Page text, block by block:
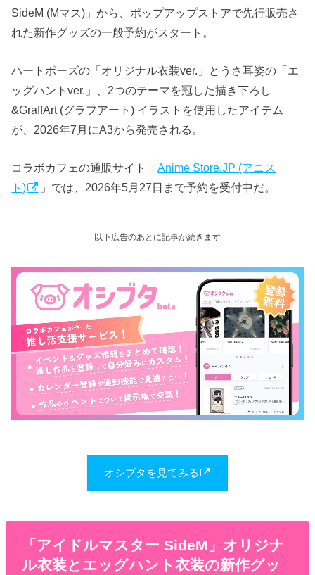
SideM (Mマス)」から、ポップアップストアで先行販売さ
れた新作グッズの一般予約がスタート。
ハートポーズの「オリジナル衣装ver.」とうさ耳姿の「エ
ッグハントver.」、2つのテーマを冠した描き下ろし
&GraffArt (グラフアート) イラストを使用したアイテム
が、2026年7月にA3から発売される。
コラボカフェの通販サイト「Anime Store.JP (アニス
ト)
」では、2026年5月27日まで予約を受付中だ。
以下広告のあとに記事が続きます
オシブタを見てみる
「アイドルマスター SideM」オリジナ
ル衣装とエッグハント衣装の新作グッ